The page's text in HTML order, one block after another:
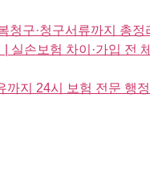
청구·청구서류까지 총정
실손보험 차이·가입 전
까지 24시 보험 전문 행